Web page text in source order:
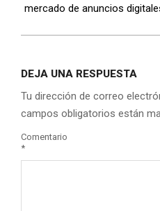
mercado de anuncios
DEJA UNA RESPUESTA
Tu dirección de correo
campos obligatorios están
Comentario
*